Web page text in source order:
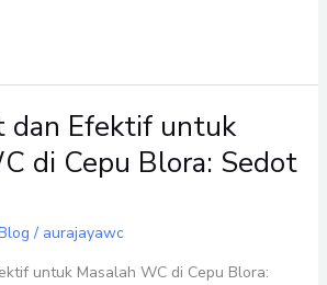
dan Efektif untuk
di Cepu Blora: Sedot
/ aurajayawc
untuk Masalah WC di Cepu Blora: